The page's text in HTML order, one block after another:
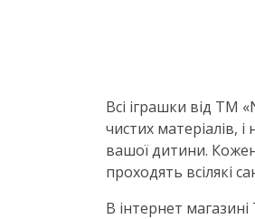
Всі іграшки від ТМ «
чистих матеріалів,
вашої дитини.
проходять всілякі
В інтернет